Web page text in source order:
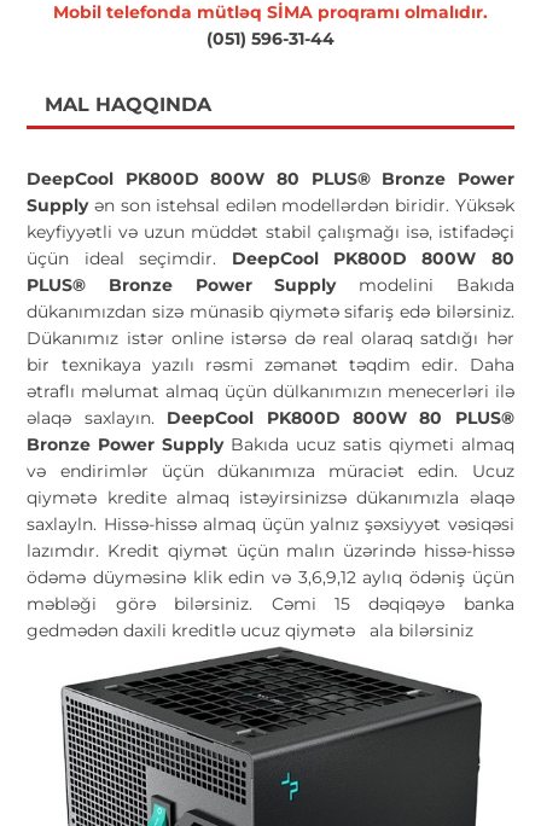
Mobil telefonda mütləq SİMA proqramı olmalıdır.
(051) 596-31-44
MAL HAQQINDA
DeepCool PK800D 800W 80 PLUS® Bronze Power
Supplyən son istehsal edilən modellərdən biridir. Yüksək
keyfiyyətli və uzun müddət stabil çalışmağı isə, istifadəçi
üçün ideal seçimdir. DeepCool PK800D 800W 80
PLUS® Bronze Power Supplymodelini Bakıda
dükanımızdan sizə münasib qiymətə sifariş edə bilərsiniz.
Dükanımız istər online istərsə də real olaraq satdığı hər
bir texnikaya yazılı rəsmi zəmanət təqdim edir. Daha
ətraflı məlumat almaq üçün dülkanımızın menecerləri ilə
əlaqə saxlayın. DeepCool PK800D 800W 80 PLUS®
Bronze Power Supply Bakıda ucuz satis qiymeti almaq
və endirimlər üçün dükanımıza müraciət edin. Ucuz
qiymətə kredite almaq istəyirsinizsə dükanımızla əlaqə
saxlayln. Hissə-hissə almaq üçün yalnız şəxsiyyət vəsiqəsi
lazımdır. Kredit qiymət üçün malın üzərində hissə-hissə
ödəmə düyməsinə klik edin və 3,6,9,12 aylıq ödəniş üçün
məbləği görə bilərsiniz. Cəmi 15 dəqiqəyə banka
gedmədən daxili kreditlə ucuz qiymətə
ala bilərsiniz